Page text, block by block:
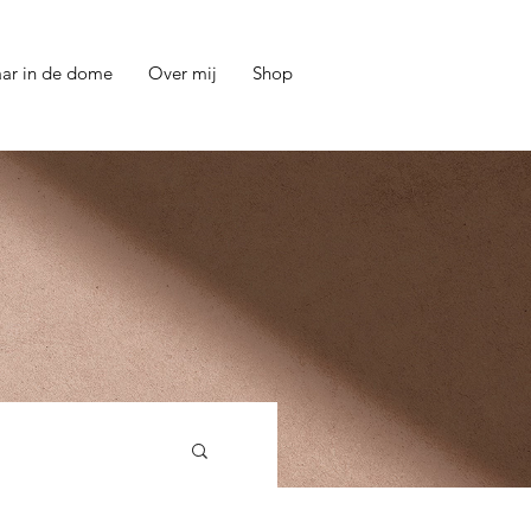
in de dome Over mij Shop